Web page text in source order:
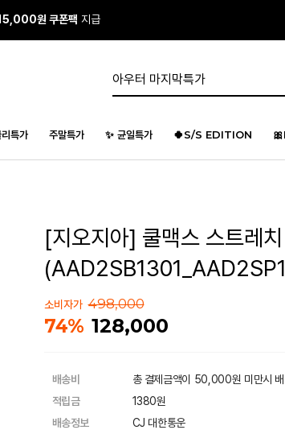
원 쿠폰팩 지급
특가 주말특가 ✨ 균일특가 🍀S/S EDITION
[지오지아] 쿨맥스 스트레
소비자가 498,000
74% 128,000
배송비
총 결제금액이 50,000원 미만시
적립금
1380원
배송정보
CJ 대한통운